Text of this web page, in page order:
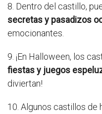
8. Dentro del castillo,
secretas y pasadizos
emocionantes.
9. ¡En Halloween, los
fiestas y juegos
diviertan!
10. Algunos castillos de